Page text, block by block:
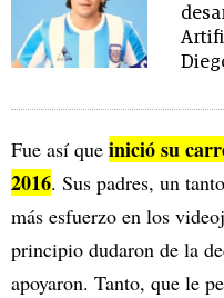
Fue así que inició su
2016. Sus padres, un
más esfuerzo en los
principio dudaron de la
apoyaron. Tanto, que le